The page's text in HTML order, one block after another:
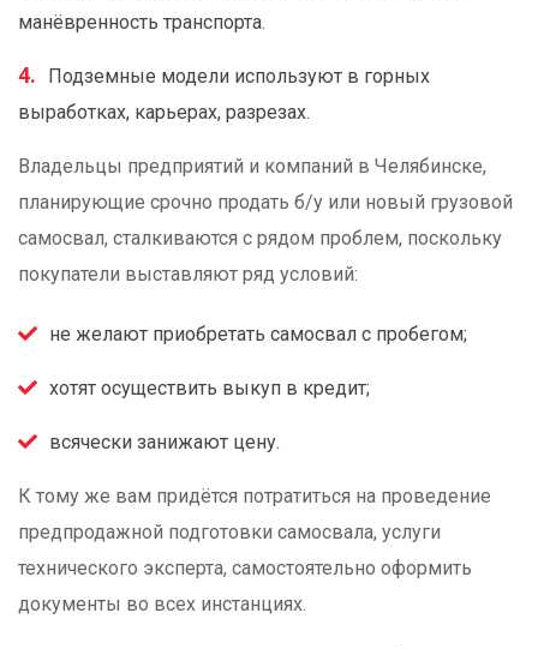
манёвренность транспорта.
Подземные модели используют в горных
выработках, карьерах, разрезах.
Владельцы предприятий и компаний в Челябинске,
планирующие срочно продать б/у или новый грузовой
самосвал, сталкиваются с рядом проблем, поскольку
покупатели выставляют ряд условий:
не желают приобретать самосвал с пробегом;
хотят осуществить выкуп в кредит;
всячески занижают цену.
К тому же вам придётся потратиться на проведение
предпродажной подготовки самосвала, услуги
технического эксперта, самостоятельно оформить
документы во всех инстанциях.